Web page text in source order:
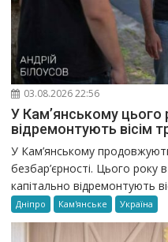
03.08.2026 22:56
У Кам’янському цього
відремонтують вісім
У Кам’янському
безбар’єрності. Цього року
капітально відремонтують
Дніпро Кам'янське Україна